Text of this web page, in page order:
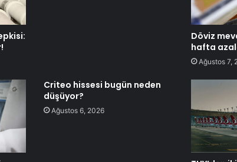
Döviz
hafta
Ağustos 7,
Criteo hissesi bugün neden
düşüyor?
Ağustos 6, 2026